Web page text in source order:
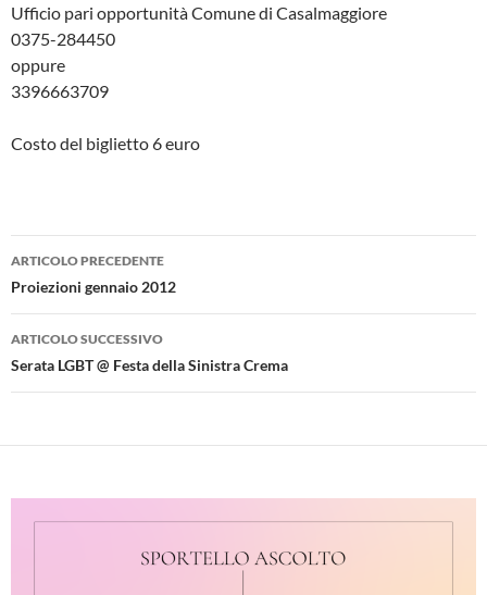
Ufficio pari opportunità Comune di Casalmaggiore
0375-284450
oppure
3396663709
Costo del biglietto 6 euro
Navigazione
articolo
ARTICOLO PRECEDENTE
Proiezioni gennaio 2012
ARTICOLO SUCCESSIVO
Serata LGBT @ Festa della Sinistra Crema